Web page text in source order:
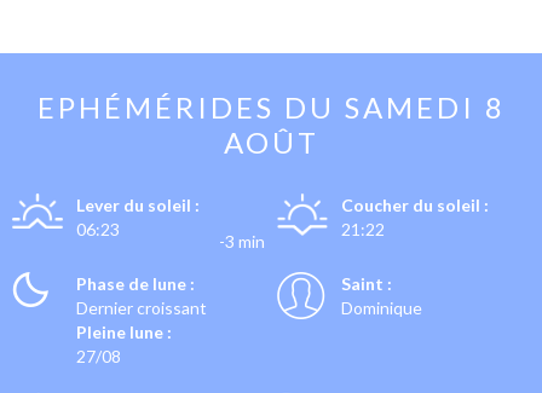
EPHÉMÉRIDES DU SAMEDI 8
AOÛT
Lever du soleil :
06:23
-3 min
Coucher du soleil :
21:22
Phase de lune :
Dernier croissant
Pleine lune :
27/08
Saint :
Dominique